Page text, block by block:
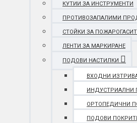
КУТИИ ЗА ИНСТРУМЕНТИ
ПРОТИВОЗАПАЛИМИ
СТОЙКИ ЗА
ЛЕНТИ ЗА МАРКИРАНЕ
ПОДОВИ НАСТИЛКИ
ВХОДНИ
ИНДУСТРИАЛНИ
ОРТОПЕДИЧНИ
ПОДОВИ